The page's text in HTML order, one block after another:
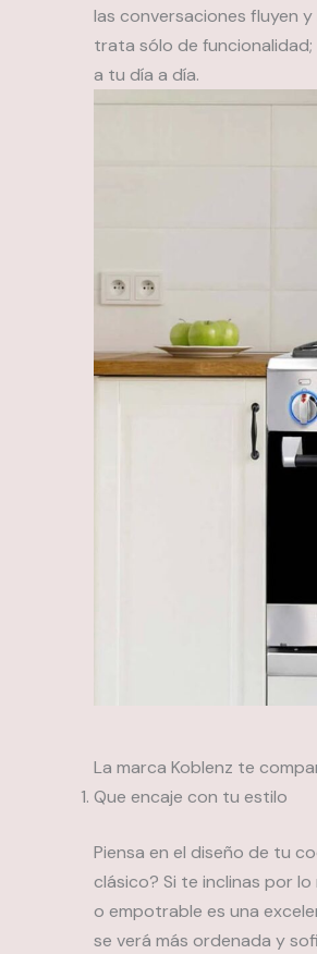
las conversaciones fluyen
trata sólo de
a tu día a día.
La marca Koblenz te
Que encaje con tu estilo
Piensa en el diseño de tu
clásico? Si te inclinas por
o empotrable es una
se verá más ordenada y